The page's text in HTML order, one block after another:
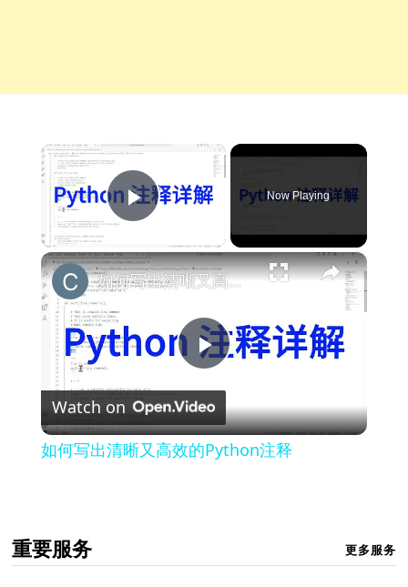
×
Play Video
Now Playing
×
Play
Video
如何写出清晰又高效的Python注释
Watch on
如何写出清晰又高效的Python注释
重要服务 更多服务